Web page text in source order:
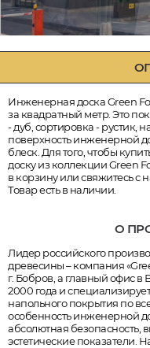
Инженерная доска Green
за квадратный метр. Это
- дуб, сортировка - рустик,
поверхность инженерной
блеск. Для того, чтобы
доску из коллекции Green
в корзину или свяжитесь с
Товар есть в наличии.
О
Лидер российского
древесины – компания
г. Бобров, а главный офис
2000 года и
напольного покрытия по
особенность инженерной
абсолютная безопасность,
эстетические показатели.